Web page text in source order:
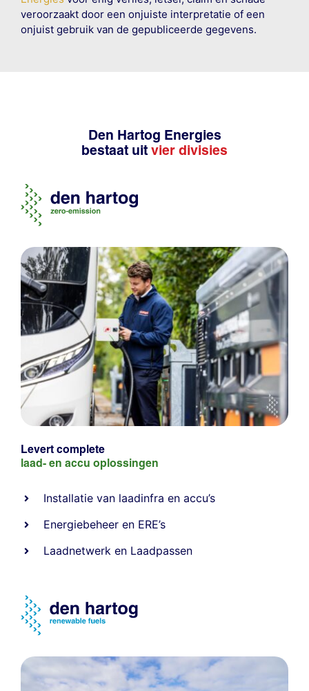
veroorzaakt door een onjuiste interpretatie of een
onjuist gebruik van de gepubliceerde gegevens.
Den Hartog Energies
bestaat uit vier divisies
Levert complete
laad- en accu oplossingen
Installatie van laadinfra en accu’s
Energiebeheer en ERE’s
Laadnetwerk en Laadpassen